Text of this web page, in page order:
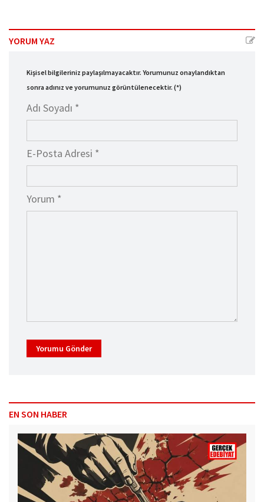
YORUM YAZ
Kişisel bilgileriniz paylaşılmayacaktır. Yorumunuz onaylandıktan
sonra adınız ve yorumunuz görüntülenecektir. (*)
Adı Soyadı *
E-Posta Adresi *
Yorum *
Yorumu Gönder
EN SON HABER